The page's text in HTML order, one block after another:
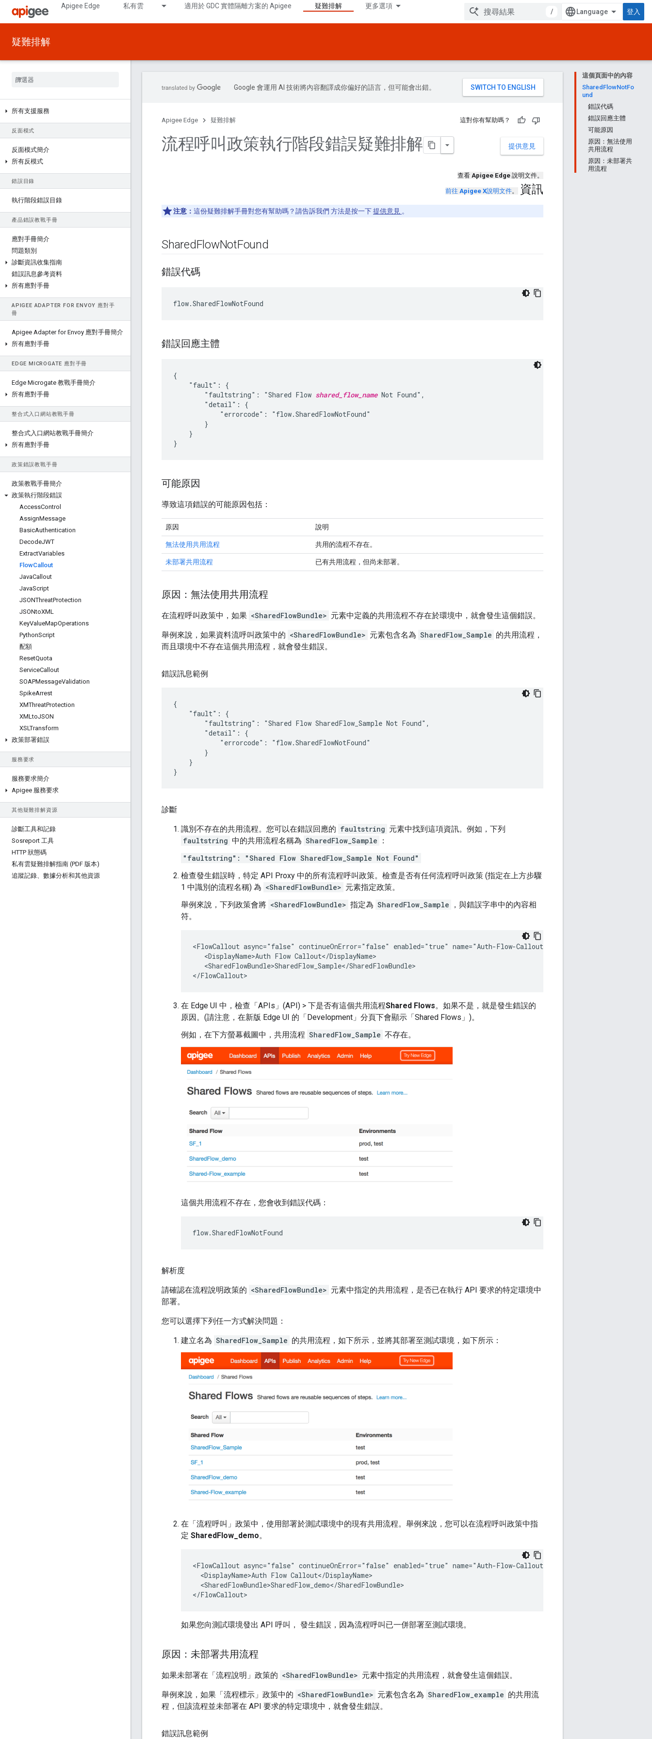
Apigee Edge 私有雲 適用於 GDC 實體隔離方案的 Apigee 疑難排解 更多選項
/ 登入
疑難排解
所有支援服務
反面模式
反面模式簡介
所有反模式
錯誤目錄
執行階段錯誤目錄
產品錯誤教戰手冊
應對手冊簡介
問題類別
診斷資訊收集指南
錯誤訊息參考資料
所有應對手冊
APIGEE ADAPTER FOR ENVOY 應對手
冊
Apigee Adapter for Envoy 應對手冊簡介
所有應對手冊
EDGE MICROGATE 應對手冊
Edge Microgate 教戰手冊簡介
所有應對手冊
整合式入口網站教戰手冊
整合式入口網站教戰手冊簡介
所有應對手冊
政策錯誤教戰手冊
政策教戰手冊簡介
政策執行階段錯誤
AccessControl
AssignMessage
BasicAuthentication
DecodeJWT
ExtractVariables
FlowCallout
JavaCallout
JavaScript
JSONThreatProtection
JSONtoXML
KeyValueMapOperations
PythonScript
配額
ResetQuota
ServiceCallout
SOAPMessageValidation
SpikeArrest
XMThreatProtection
XMLtoJSON
XSLTransform
政策部署錯誤
服務要求
服務要求簡介
Apigee 服務要求
其他疑難排解資源
診斷工具和記錄
Sosreport 工具
HTTP 狀態碼
私有雲疑難排解指南 (PDF 版本)
追蹤記錄、數據分析和其他資源
這個頁面中的內容
SharedFlowNotFo
und
錯誤代碼
錯誤回應主體
可能原因
原因：無法使用
共用流程
原因：未部署共
用流程
Google 會運用 AI 技術將內容翻譯成你偏好的語言，但可能會出錯。
Apigee Edge 疑難排解 這對你有幫助嗎？
提供意見
流程呼叫政策執行階段錯誤疑難排解
查看 Apigee Edge 說明文件。
前往 Apigee X說明文件。 資訊
注意： 這份疑難排解手冊對您有幫助嗎？請告訴我們 方法是按一下提供意見 。
SharedFlowNotFound
錯誤代碼
錯誤回應主體
{
    "fault": {
        "faultstring": "Shared Flow
shared_flow_name Not Found",
        "detail": {
            "errorcode": "flow.SharedFlowNotFound"
        }
    }
可能原因
導致這項錯誤的可能原因包括：
原因 說明
無法使用共用流程 共用的流程不存在。
未部署共用流程 已有共用流程，但尚未部署。
原因：無法使用共用流程
在流程呼叫政策中，如果 <SharedFlowBundle> 元素中定義的共用流程不存在於環境中，就會發生這個錯誤。
舉例來說，如果資料流呼叫政策中的 <SharedFlowBundle> 元素包含名為 SharedFlow_Sample 的共用流程，
而且環境中不存在這個共用流程，就會發生錯誤。
錯誤訊息範例
{
    "fault": {
        "faultstring": "Shared Flow SharedFlow_Sample Not Found",
        "detail": {
            "errorcode": "flow.SharedFlowNotFound"
        }
    }
診斷
識別不存在的共用流程。您可以在錯誤回應的 faultstring 元素中找到這項資訊。例如，下列
faultstring 中的共用流程名稱為 SharedFlow_Sample
：
"faultstring": "Shared Flow SharedFlow_Sample Not Found"
檢查發生錯誤時，特定 API Proxy 中的所有流程呼叫政策。檢查是否有任何流程呼叫政策 (指定在上方步驟
1 中識別的流程名稱) 為 <SharedFlowBundle> 元素指定政策。
舉例來說，下列政策會將 <SharedFlowBundle> 指定為 SharedFlow_Sample
，與錯誤字串中的內容相
符。
<FlowCallout async="false" continueOnError="false" enabled="true" name="Auth-Flow-Callout">
   <DisplayName>Auth Flow Callout</DisplayName>
   <SharedFlowBundle>SharedFlow_Sample</SharedFlowBundle>
在 Edge UI 中，檢查「APIs」(API) > 下是否有這個共用流程Shared Flows。如果不是，就是發生錯誤的
原因。(請注意，在新版 Edge UI 的「Development」分頁下會顯示「Shared Flows」)。
例如，在下方螢幕截圖中，共用流程 SharedFlow_Sample 不存在。
這個共用流程不存在，您會收到錯誤代碼：
解析度
請確認在流程說明政策的 <SharedFlowBundle> 元素中指定的共用流程，是否已在執行 API 要求的特定環境中
部署。
您可以選擇下列任一方式解決問題：
建立名為 SharedFlow_Sample 的共用流程，如下所示，並將其部署至測試環境，如下所示：
在「流程呼叫」政策中，使用部署於測試環境中的現有共用流程。舉例來說，您可以在流程呼叫政策中指
定 SharedFlow_demo。
<FlowCallout async="false" continueOnError="false" enabled="true" name="Auth-Flow-Callout">
  <DisplayName>Auth Flow Callout</DisplayName>
  <SharedFlowBundle>SharedFlow_demo</SharedFlowBundle>
如果您向測試環境發出 API 呼叫， 發生錯誤，因為流程呼叫已一併部署至測試環境。
原因：未部署共用流程
如果未部署在「流程說明」政策的 <SharedFlowBundle> 元素中指定的共用流程，就會發生這個錯誤。
舉例來說，如果「流程標示」政策中的 <SharedFlowBundle> 元素包含名為 SharedFlow_example 的共用流
程，但該流程並未部署在 API 要求的特定環境中，就會發生錯誤。
錯誤訊息範例